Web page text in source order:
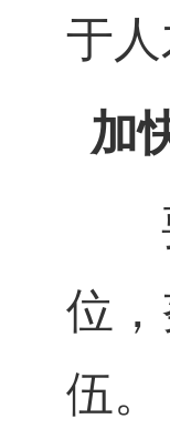
于
加
要
位
伍。